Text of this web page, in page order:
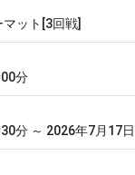
ット[3回戦]
分
分 ～ 2026年7月17